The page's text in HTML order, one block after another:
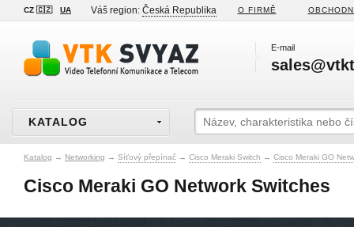
CZ 🇨🇿 UA Váš region: Česká Republika O FIRMĚ
E-mail
KATALOG
Katalog → Networking → Síťový přepínač → Cisco Meraki Switch → Cisco Meraki GO
Cisco Meraki GO Network Switches